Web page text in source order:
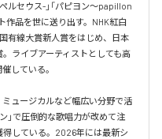
ルセウス-」「パピヨン～papillon
作品を世に送り出す。NHK紅白
有線大賞新人賞をはじめ、日本
ライブアーティストとしても高
している。
ュージカルなど幅広い分野で活
」で圧倒的な歌唱力が改めて注
得している。2026年には最新シ